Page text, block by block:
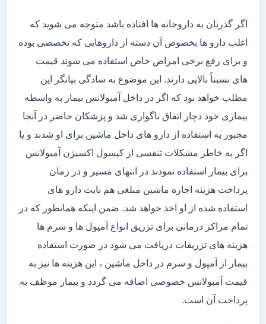
اگر گذرتان به داروخانه ها افتاده باشد متوجه می شوید که
اغلب دارو ها بخصوص آن دسته از داروهایی که تخصصی بوده
و برای رفع برخی امراض خاص استفاده می شوند قیمت
های نسبتاً بالایی دارند. این موضوع به سادگی بیانگر این
مطلب خواهد بود که اگر در داخل آمبولانس بیمار به واسطه
بیماری خود دچار اتفاق ناگواری شد و پزشکان حاضر در آنجا
مجبور به استفاده از دارو های داخل ماشین برای او شدند و یا
اگر به خاطر مشکلات تنفسی از کپسول اکسیژن آمبولانس
برای بیمار استفاده نمودند در انتهای مسیر و در زمان
پرداخت هزینه اجاره ماشین مبلغی هم بابت دارو های
استفاده شده از او اخذ خواهد شد. ضمن اینکه همانطور که در
تمام مراکز درمانی برای تزریق انواع آمپول ها و سرم ها
هزینه های تزریقات دریافت می شود در صورت استفاده
بیمار از آمپول و سرم در داخل ماشین ، این هزینه ها نیز به
قیمت آمبولانس خصوصی اضافه می گردد و بیمار موظف به
پرداخت آن است.